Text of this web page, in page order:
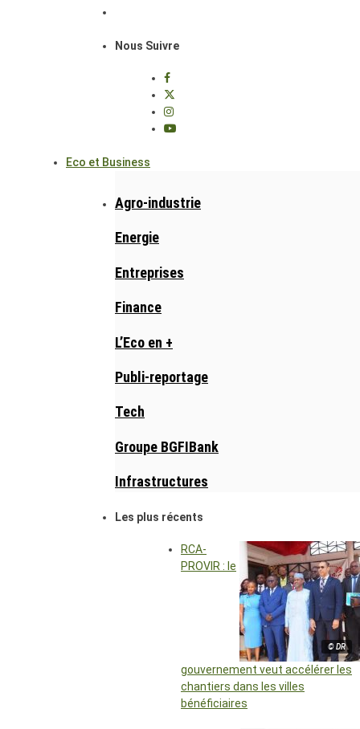
Nous Suivre
Eco et Business
Agro-industrie
Energie
Entreprises
Finance
L’Eco en +
Publi-reportage
Tech
Groupe BGFIBank
Infrastructures
Les plus récents
© DR
RCA-
PROVIR : le
gouvernement veut accélérer les
chantiers dans les villes
bénéficiaires